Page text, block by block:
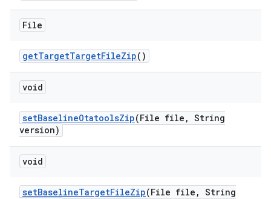
File
getTargetTargetFileZip()
void
setBaselineOtatoolsZip(File file , String
version)
void
setBaselineTargetFileZip(File file , String